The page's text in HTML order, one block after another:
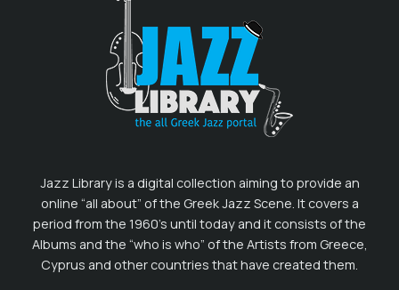
Jazz Library is a digital collection aiming to provide an
online “all about” of the Greek Jazz Scene. It covers a
period from the 1960’s until today and it consists of the
Albums and the “who is who” of the Artists from Greece,
Cyprus and other countries that have created them.